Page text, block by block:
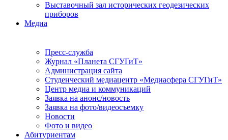
Выставочный зал исторических геодезических
приборов
Медиа
Пресс-служба
Журнал «Планета СГУГиТ»
Администрация сайта
Студенческий медиацентр «Медиасфера СГУГиТ»
Центр медиа и коммуникаций
Заявка на анонс/новость
Заявка на фото/видеосъемку
Новости
Фото и видео
Абитуриентам